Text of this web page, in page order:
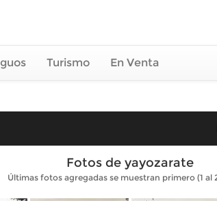
Turismo En Venta
Fotos de yayozarate
Últimas fotos agregadas se muestran primero (1 al